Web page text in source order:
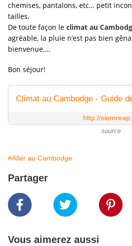
chemises, pantalons, etc… petit
tailles.
De toute façon le climat au
agréable, la pluie n’est pas bien
bienvenue….
Bon séjour!
Climat au Cambodge - Guide
http://
source
#Aller au Cambodge
Partager
Vous aimerez aussi